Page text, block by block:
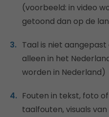
(voorbeeld: in video
getoond dan op de
Taal is niet
alleen in het
worden in Nederland)
Fouten in tekst, foto
taalfouten, visuals